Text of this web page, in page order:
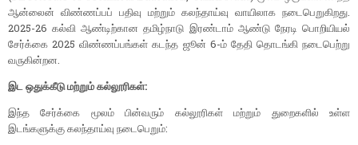
ஆன்லைன் விண்ணப்பப் பதிவு மற்றும் கலந்தாய்வு வாயிலாக நடைபெறுகிறது.
2025-26 கல்வி ஆண்டிற்கான தமிழ்நாடு இரண்டாம் ஆண்டு நேரடி பொறியியல்
சேர்க்கை 2025 விண்ணப்பங்கள் கடந்த ஜூன் 6-ம் தேதி தொடங்கி நடைபெற்று
வருகின்றன.
இட ஒதுக்கீடு மற்றும் கல்லூரிகள்:
இந்த சேர்க்கை மூலம் பின்வரும் கல்லூரிகள் மற்றும் துறைகளில் உள்ள
இடங்களுக்கு கலந்தாய்வு நடைபெறும்: